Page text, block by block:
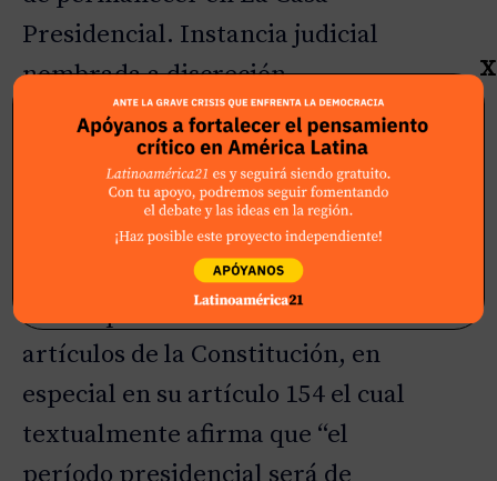
Presidencial. Instancia judicial
nombrada a discreción
presidencial y con la anuencia de
la mayoría parlamentaria de
Nuevas Ideas en la Asamblea
Legislativa. Una eventual
reelección de Bukele, supondría
un choque directo con cuatro
artículos de la Constitución, en
especial en su artículo 154 el cual
textualmente afirma que “el
X